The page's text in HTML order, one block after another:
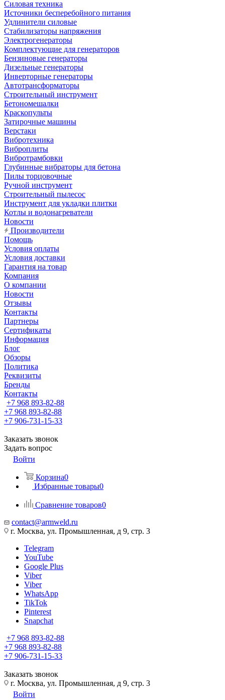
Силовая техника
Источники бесперебойного питания
Удлинители силовые
Стабилизаторы напряжения
Электрогенераторы
Комплектующие для генераторов
Бензиновые генераторы
Дизельные генераторы
Инверторные генераторы
Автотрансформаторы
Строительный инструмент
Бетономешалки
Краскопульты
Затирочные машины
Верстаки
Вибротехника
Виброплиты
Вибротрамбовки
Глубинные вибраторы для бетона
Пилы торцовочные
Ручной инструмент
Строительный пылесос
Инструмент для укладки плитки
Котлы и водонагреватели
Новости
Производители
Помощь
Условия оплаты
Условия доставки
Гарантия на товар
Компания
О компании
Новости
Отзывы
Контакты
Партнеры
Сертификаты
Информация
Блог
Обзоры
Политика
Реквизиты
Бренды
Контакты
+7 968 893-82-88
+7 968 893-82-88
+7 906-731-15-33
Заказать звонок
Задать вопрос
Войти
Корзина0
Избранные товары0
Сравнение товаров0
contact@armweld.ru
г. Москва, ул. Промышленная, д 9, стр. 3
Telegram
YouTube
Google Plus
Viber
Viber
WhatsApp
TikTok
Pinterest
Snapchat
+7 968 893-82-88
+7 968 893-82-88
+7 906-731-15-33
Заказать звонок
г. Москва, ул. Промышленная, д 9, стр. 3
Войти